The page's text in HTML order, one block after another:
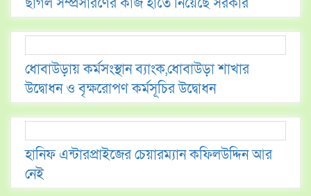
ধোবাউড়ায় কর্মসংস্থান ব্যাংক,ধোবাউড়া শাখার
উদ্বোধন ও বৃক্ষরোপণ কর্মসূচির উদ্বোধন
হানিফ এন্টারপ্রাইজের চেয়ারম্যান কফিলউদ্দিন আর
নেই